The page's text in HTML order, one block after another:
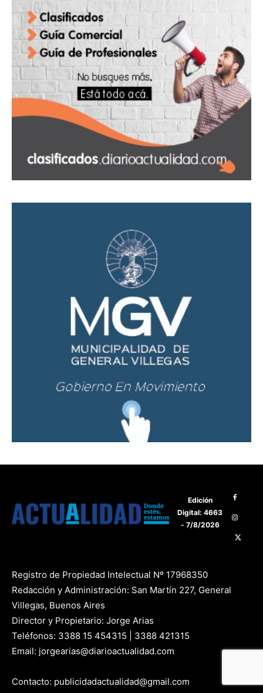
Edición
Digital: 4663
- 7/8/2026
Registro de Propiedad Intelectual Nº 17968350
Redacción y Administración: San Martín 227, General
Villegas, Buenos Aires
Director y Propietario: Jorge Arias
Teléfonos: 3388 15 454315 | 3388 421315
Email: jorgearias@diarioactualidad.com
Contacto: publicidadactualidad@gmail.com